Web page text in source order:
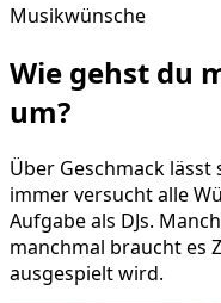
Musikwünsche
Wie gehst du
um?
Über Geschmack
immer versucht alle
Aufgabe als DJs.
manchmal braucht es
ausgespielt wird.